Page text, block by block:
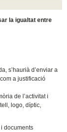
la igualtat entre
s’haurià d’enviar a
a justificació
de l’activitat i
logo, díptic,
documents